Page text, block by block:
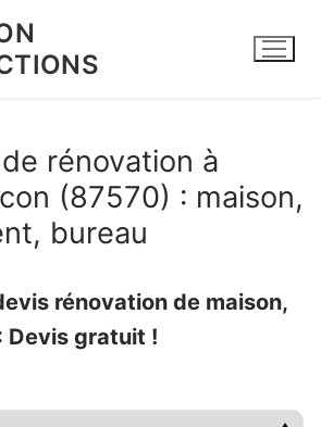
rénovation à
(87570) : maison,
bureau
rénovation de maison,
Devis gratuit !